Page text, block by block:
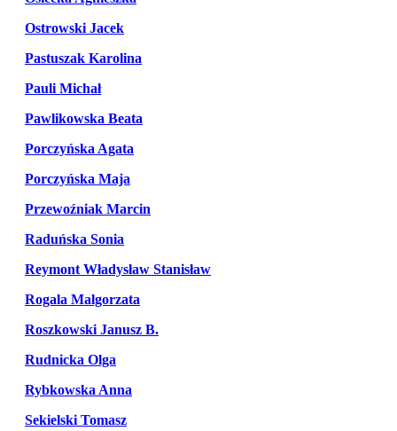
Ostrowski Jacek
Pastuszak Karolina
Pauli Michał
Pawlikowska Beata
Porczyńska Agata
Porczyńska Maja
Przewoźniak Marcin
Raduńska Sonia
Reymont Władysław Stanisław
Rogala Malgorzata
Roszkowski Janusz B.
Rudnicka Olga
Rybkowska Anna
Sekielski Tomasz